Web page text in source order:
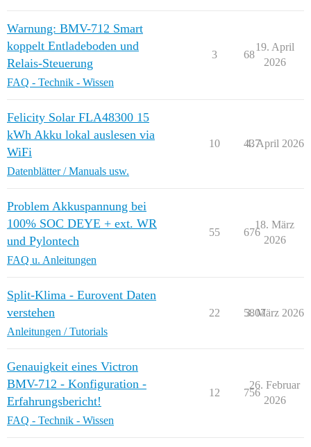
Warnung: BMV-712 Smart
koppelt Entladeboden und
Relais-Steuerung
FAQ - Technik - Wissen
3 68
19. April
2026
Felicity Solar FLA48300 15
kWh Akku lokal auslesen via
WiFi
Datenblätter / Manuals usw.
10 437
4. April 2026
Problem Akkuspannung bei
100% SOC DEYE + ext. WR
und Pylontech
FAQ u. Anleitungen
55 676
18. März
2026
Split-Klima - Eurovent Daten
verstehen
Anleitungen / Tutorials
22 5807
3. März 2026
Genauigkeit eines Victron
BMV-712 - Konfiguration -
Erfahrungsbericht!
FAQ - Technik - Wissen
12 756
26. Februar
2026